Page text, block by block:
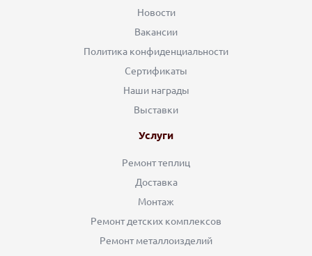
Новости
Вакансии
Политика конфиденциальности
Сертификаты
Наши награды
Выставки
Услуги
Ремонт теплиц
Доставка
Монтаж
Ремонт детских комплексов
Ремонт металлоизделий